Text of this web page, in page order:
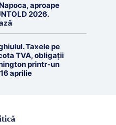
aproape
2026.
Taxele pe
TVA, obligații
printr-un
aprilie